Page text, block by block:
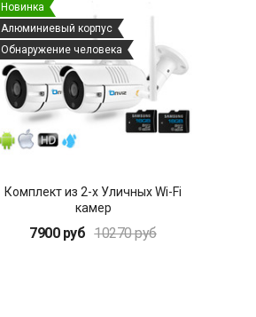
Новинка
Алюминиевый корпус
Обнаружение человека
Комплект из 2-х Уличных Wi-Fi
камер
7900 руб 10270 руб